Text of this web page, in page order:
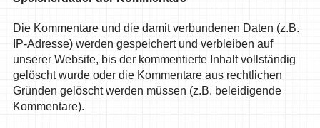
Die Kommentare und die damit verbundenen Daten (z.B.
IP-Adresse) werden gespeichert und verbleiben auf
unserer Website, bis der kommentierte Inhalt vollständig
gelöscht wurde oder die Kommentare aus rechtlichen
Gründen gelöscht werden müssen (z.B. beleidigende
Kommentare).